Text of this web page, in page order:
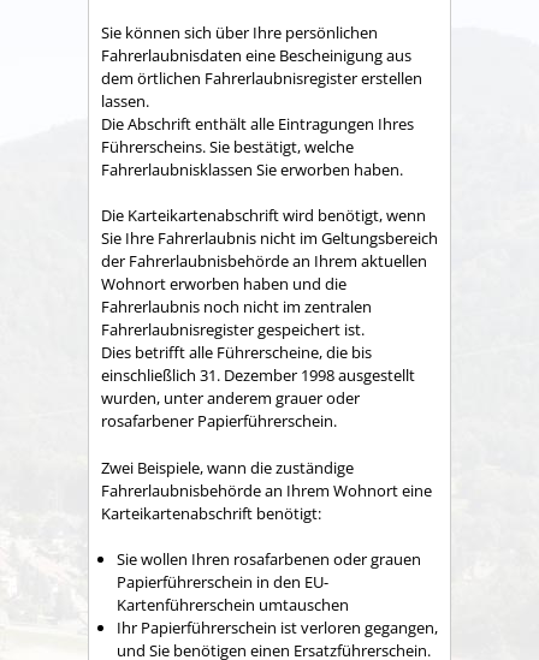
Sie können sich über Ihre persönlichen
Fahrerlaubnisdaten eine Bescheinigung aus
dem örtlichen Fahrerlaubnisregistererstellen
lassen.
Die Abschrift enthält alle Eintragungen Ihres
Führerscheins. Sie bestätigt, welche
Fahrerlaubnisklassen Sie erworben haben.
Die Karteikartenabschrift wird benötigt, wenn
Sie Ihre Fahrerlaubnis nicht im Geltungsbereich
der Fahrerlaubnisbehörde an Ihrem aktuellen
Wohnort erworben haben und die
Fahrerlaubnis noch nicht im zentralen
Fahrerlaubnisregister gespeichert ist.
Dies betrifft alle Führerscheine, die bis
einschließlich 31. Dezember 1998 ausgestellt
wurden, unter anderem grauer oder
rosafarbener Papierführerschein.
Zwei Beispiele, wann die zuständige
Fahrerlaubnisbehörde an Ihrem Wohnort eine
Karteikartenabschrift benötigt:
Sie wollen Ihren rosafarbenen oder grauen
Papierführerschein in den EU-
Kartenführerschein umtauschen
Ihr Papierführerschein ist verloren gegangen,
und Sie benötigen einen Ersatzführerschein.